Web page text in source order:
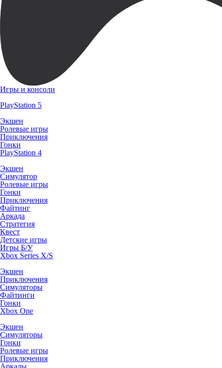
Игры и консоли
PlayStation 5
Экшен
Ролевые игры
Приключения
Гонки
PlayStation 4
Экшен
Симулятор
Ролевые игры
Гонки
Приключения
Файтинг
Аркада
Стратегия
Квест
Детские игры
Игры Б/У
Xbox Series X/S
Экшен
Приключения
Симуляторы
Файтинги
Гонки
Xbox One
Экшен
Симуляторы
Гонки
Ролевые игры
Приключения
Аркады